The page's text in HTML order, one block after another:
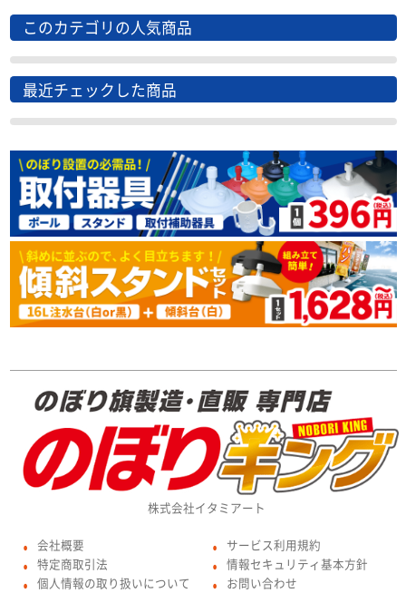
このカテゴリの人気商品
最近チェックした商品
株式会社イタミアート
● 会社概要
● 特定商取引法
● 個人情報の取り扱いについて
● サービス利用規約
● 情報セキュリティ基本方針
● お問い合わせ